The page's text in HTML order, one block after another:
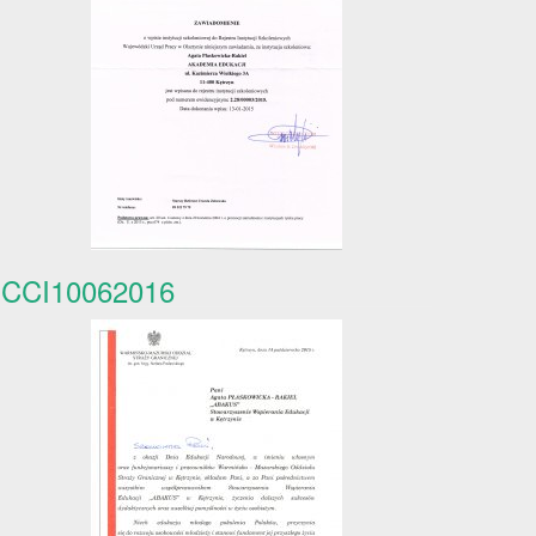
CCI10062016